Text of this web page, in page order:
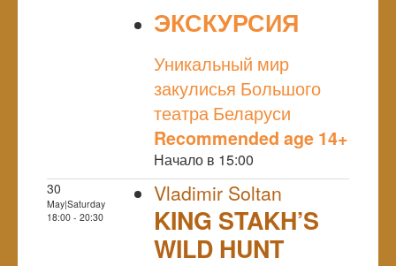
ЭКСКУРСИЯ
Уникальный мир
закулисья Большого
театра Беларуси
Recommended age 14+
Начало в 15:00
30
May|Saturday
18:00 - 20:30
Vladimir Soltan
KING STAKH’S
WILD HUNT